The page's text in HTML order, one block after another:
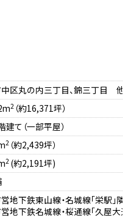
区丸の内三丁目、錦三丁目 他
2（約16,371坪）
て（一部平屋）
2（約2,439坪）
2(約2,191坪)
地下鉄東山線・名城線「栄駅」隣
地下鉄名城線・桜通線「久屋大